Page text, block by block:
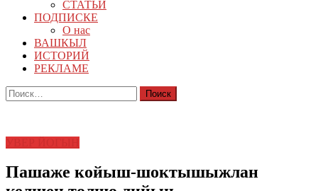
СТАТЬИ
ПОДПИСКЕ
О нас
ВАШКЫЛ
ИСТОРИЙ
РЕКЛАМЕ
Найти:
Пашаже койыш-шоктышыжлан